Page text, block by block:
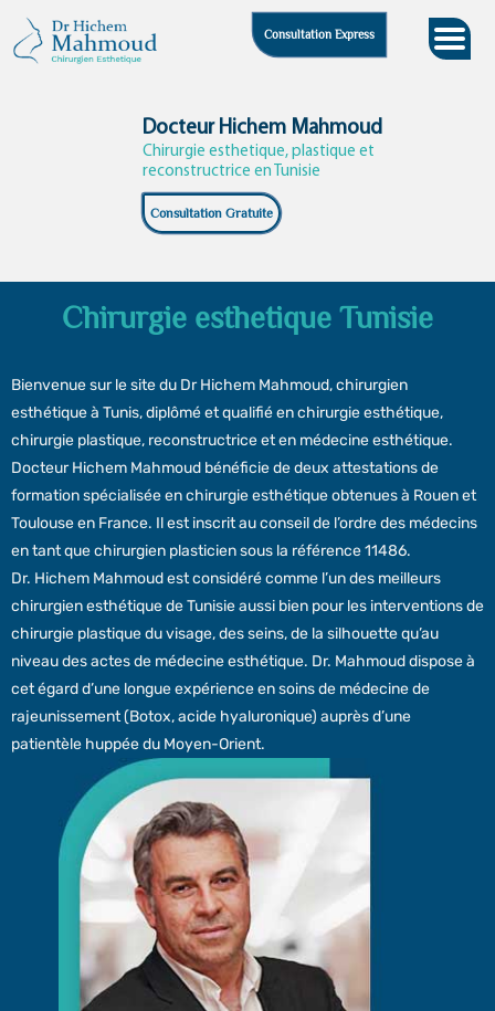
content
Consultation Express
Docteur Hichem Mahmoud
Chirurgie esthetique, plastique et
reconstructrice en Tunisie
Consultation Gratuite
Chirurgie esthetique Tunisie
Bienvenue sur le site du Dr Hichem Mahmoud, chirurgien
esthétique à Tunis, diplômé et qualifié en chirurgie esthétique,
chirurgie plastique, reconstructrice et en médecine esthétique.
Docteur Hichem Mahmoud bénéficie de deux attestations de
formation spécialisée en chirurgie esthétique obtenues à Rouen et
Toulouse en France. Il est inscrit au conseil de l’ordre des médecins
en tant que chirurgien plasticien sous la référence 11486.
Dr. Hichem Mahmoud est considéré comme l’un des meilleurs
chirurgien esthétique de Tunisie aussi bien pour les interventions de
chirurgie plastique du visage, des seins, de la silhouette qu’au
niveau des actes de médecine esthétique. Dr. Mahmoud dispose à
cet égard d’une longue expérience en soins de médecine de
rajeunissement (Botox, acide hyaluronique) auprès d’une
patientèle huppée du Moyen-Orient.